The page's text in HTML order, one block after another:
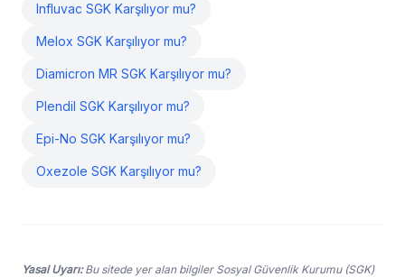
Influvac SGK Karşılıyor mu?
Melox SGK Karşılıyor mu?
Diamicron MR SGK Karşılıyor mu?
Plendil SGK Karşılıyor mu?
Epi-No SGK Karşılıyor mu?
Oxezole SGK Karşılıyor mu?
Yasal Uyarı:Bu sitede yer alan bilgiler Sosyal Güvenlik Kurumu (SGK)